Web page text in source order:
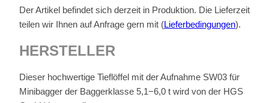
Der Ar­ti­kel be­fin­det sich der­zeit in Pro­duk­ti­on. Die Lie­fer­zeit
tei­len wir Ih­nen auf An­fra­ge gern mit (Lie­fer­be­din­gun­gen).
HER­STEL­LER
Die­ser hoch­wer­ti­ge Tief­löf­fel mit der Auf­nah­me SW03 für
Mi­ni­bag­ger der Bag­ger­klas­se 5,1−6,0 t wird von der HGS